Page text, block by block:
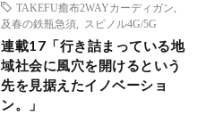
TAKEFU癒布2WAYカーディガン
及春の鉄瓶急須
スピノル4G/5G
連載17「行き詰まっている地
域社会に風穴を開けるという
先を見据えたイノベーショ
ン。」